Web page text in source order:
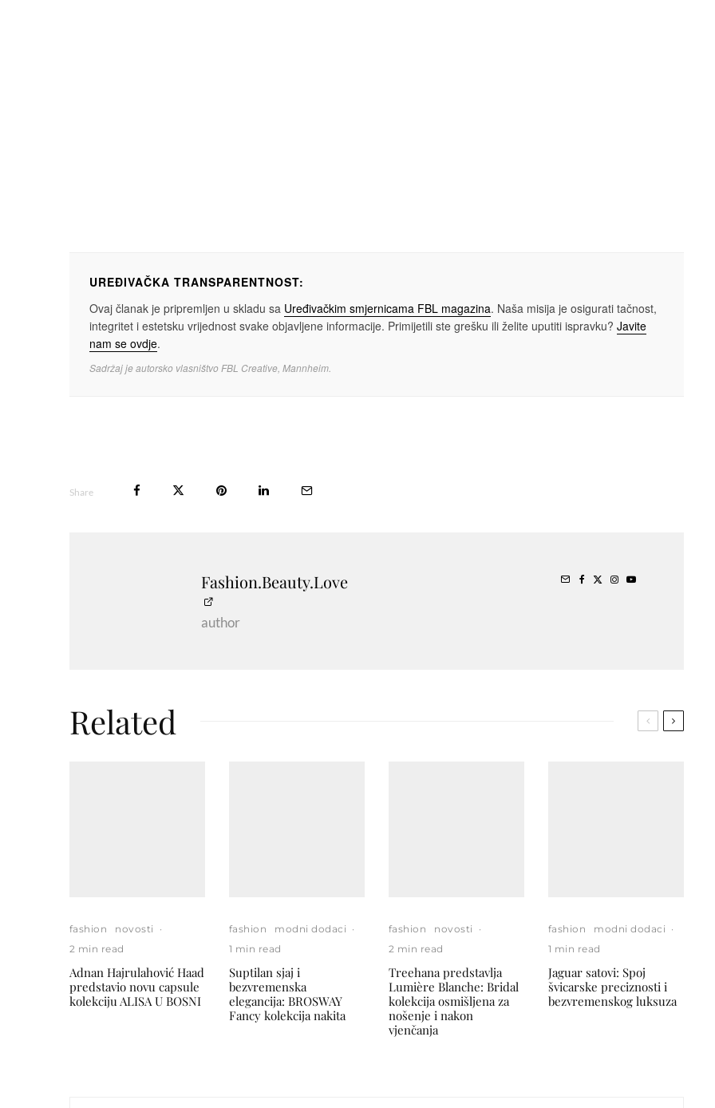
UREĐIVAČKA TRANSPARENTNOST:
Ovaj članak je pripremljen u skladu sa Uređivačkim smjernicama FBL magazina. Naša misija je osigurati tačnost,
integritet i estetsku vrijednost svake objavljene informacije. Primijetili ste grešku ili želite uputiti ispravku? Javite
nam se ovdje.
Sadržaj je autorsko vlasništvo FBL Creative, Mannheim.
Share
Fashion.Beauty.Love
author
Related
fashion novosti
·
2 min read
Adnan Hajrulahović Haad
predstavio novu capsule
kolekciju ALISA U BOSNI
fashion modni dodaci ·
1 min read
Suptilan sjaj i
bezvremenska
elegancija: BROSWAY
Fancy kolekcija nakita
fashion novosti
·
2 min read
Treehana predstavlja
Lumière Blanche: Bridal
kolekcija osmišljena za
nošenje i nakon
vjenčanja
fashion modni dodaci ·
1 min read
Jaguar satovi: Spoj
švicarske preciznosti i
bezvremenskog luksuza